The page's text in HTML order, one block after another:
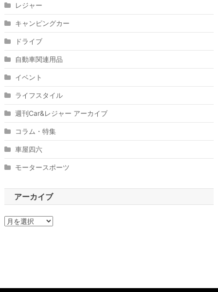
レジャー
キャンピングカー
ドライブ
自動車関連用品
イベント
ライフスタイル
週刊Car&レジャー アーカイブ
コラム・特集
車屋四六
モータースポーツ
アーカイブ
ア